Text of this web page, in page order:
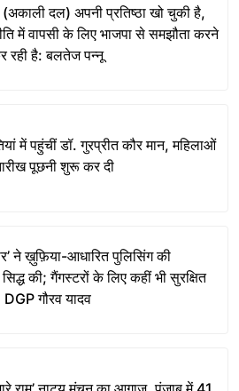
(अकाली दल) अपनी प्रतिष्ठा खो चुकी है,
में वापसी के लिए भाजपा से समझौता करने
रही है: बलतेज पन्नू
में पहुंचीं डॉ. गुरप्रीत कौर मान, महिलाओं
पूछनी शुरू कर दी
ने ख़ुफ़िया-आधारित पुलिसिंग की
की; गैंगस्टरों के लिए कहीं भी सुरक्षित
DGP गौरव यादव